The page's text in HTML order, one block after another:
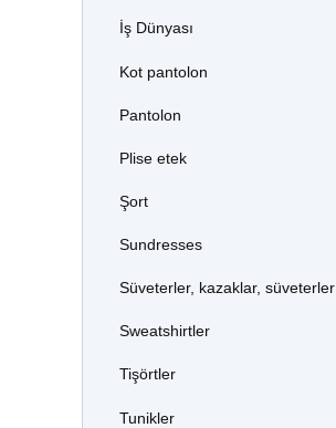
İş Dünyası
Kot pantolon
Pantolon
Plise etek
Şort
Sundresses
Süveterler, kazaklar, süveterler
Sweatshirtler
Tişörtler
Tunikler